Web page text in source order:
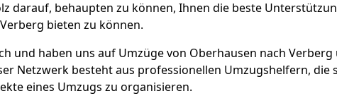
darauf, behaupten zu können, Ihnen die beste
bieten zu können.
und haben uns auf Umzüge von Oberhausen nach
Netzwerk besteht aus professionellen Umzugshelfern, die
eines Umzugs zu organisieren.